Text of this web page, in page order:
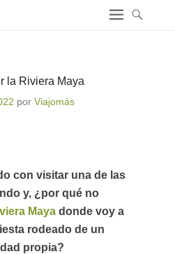
la Riviera Maya
por Viajomás
con visitar una de las
y, ¿por qué no
Maya donde voy a
rodeado de un
propia?